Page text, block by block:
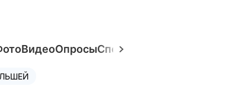
ВидеоОпросыСпецпроекты